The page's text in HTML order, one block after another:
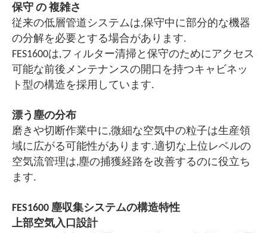
保守 の 複雑さ
従来の低層管道システムは,保守中に部分的な機器
の分解を必要とする場合があります.
FES1600は,フィルター清掃と保守のためにアクセス
可能な前後メンテナンスの開口を持つキャビネッ
ト型の構造を採用しています.
漂う塵の分布
磨きや切断作業中に,微細な空気中の粒子は生産領
域に広がる可能性があります.適切な上位レベルの
空気流管理は,塵の捕獲経路を改善するのに役立ち
ます.
FES1600 塵収集システムの構造特性
上部空気入口設計